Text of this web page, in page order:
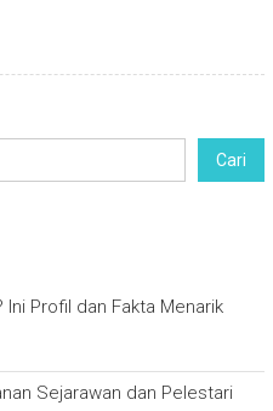
Cari
Profil dan Fakta Menarik
Sejarawan dan Pelestari